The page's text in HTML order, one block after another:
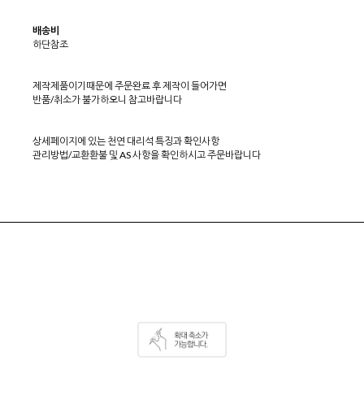
배송비
하단참조
제작제품이기때문에 주문완료 후 제작이 들어가면
반품/취소가 불가하오니 참고바랍니다
상세페이지에 있는 천연 대리석 특징과 확인사항
관리방법/교환환불 및 AS 사항을 확인하시고 주문바랍니다